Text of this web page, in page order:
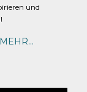
und
MEHR…